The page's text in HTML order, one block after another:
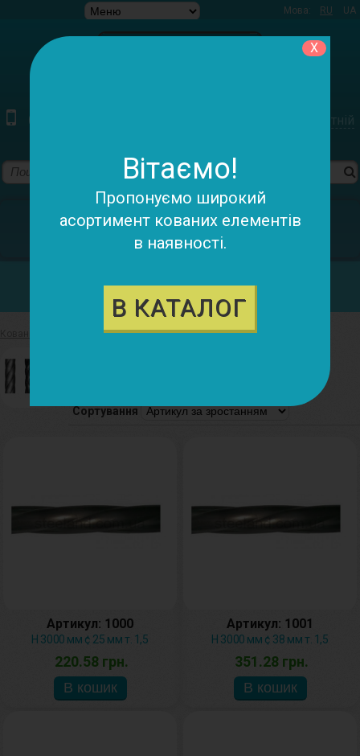
Мова: RU UA
(097) 220-79-78 (095) 055-98-05
Зворотній
У кошику:
0 товарів - 0.00 грн.
Категорії
Труби кручені
Сортування
Артикул: 1000
H 3000 мм ¢ 25 мм т. 1,5
220.58 грн.
Артикул: 1001
H 3000 мм ¢ 38 мм т. 1,5
351.28 грн.
X
Вітаємо!
Пропонуємо широкий
асортимент кованих елементів
в наявності.
В КАТАЛОГ